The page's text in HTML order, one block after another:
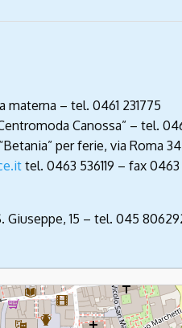
materna – tel. 0461 231775
Canossa” – tel.
per ferie, via Roma 34
tel. 0463 536119 – fax 0463
Giuseppe, 15 – tel. 045